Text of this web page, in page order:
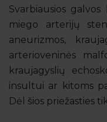
Svarbiausios
miego arterijų
aneurizmos,
arterioveninės
kraujagyslių
insultui ar kitoms
Dėl šios priežasties